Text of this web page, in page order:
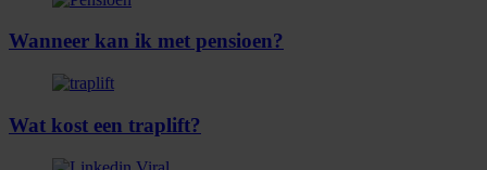
Wanneer kan ik met pensioen?
Wat kost een traplift?